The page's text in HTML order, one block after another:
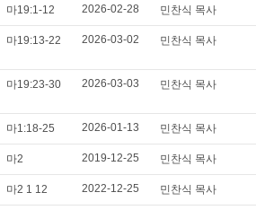
마19:1-12 2026-02-28 민찬식 목사
마19:13-22 2026-03-02 민찬식 목사
마19:23-30 2026-03-03 민찬식 목사
마1:18-25 2026-01-13 민찬식 목사
마2 2019-12-25 민찬식 목사
마2 1 12 2022-12-25 민찬식 목사